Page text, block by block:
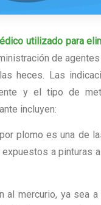
utilizado para
de
heces. Las
y el tipo de
incluyen:
plomo es una de
a pinturas
al mercurio, ya sea